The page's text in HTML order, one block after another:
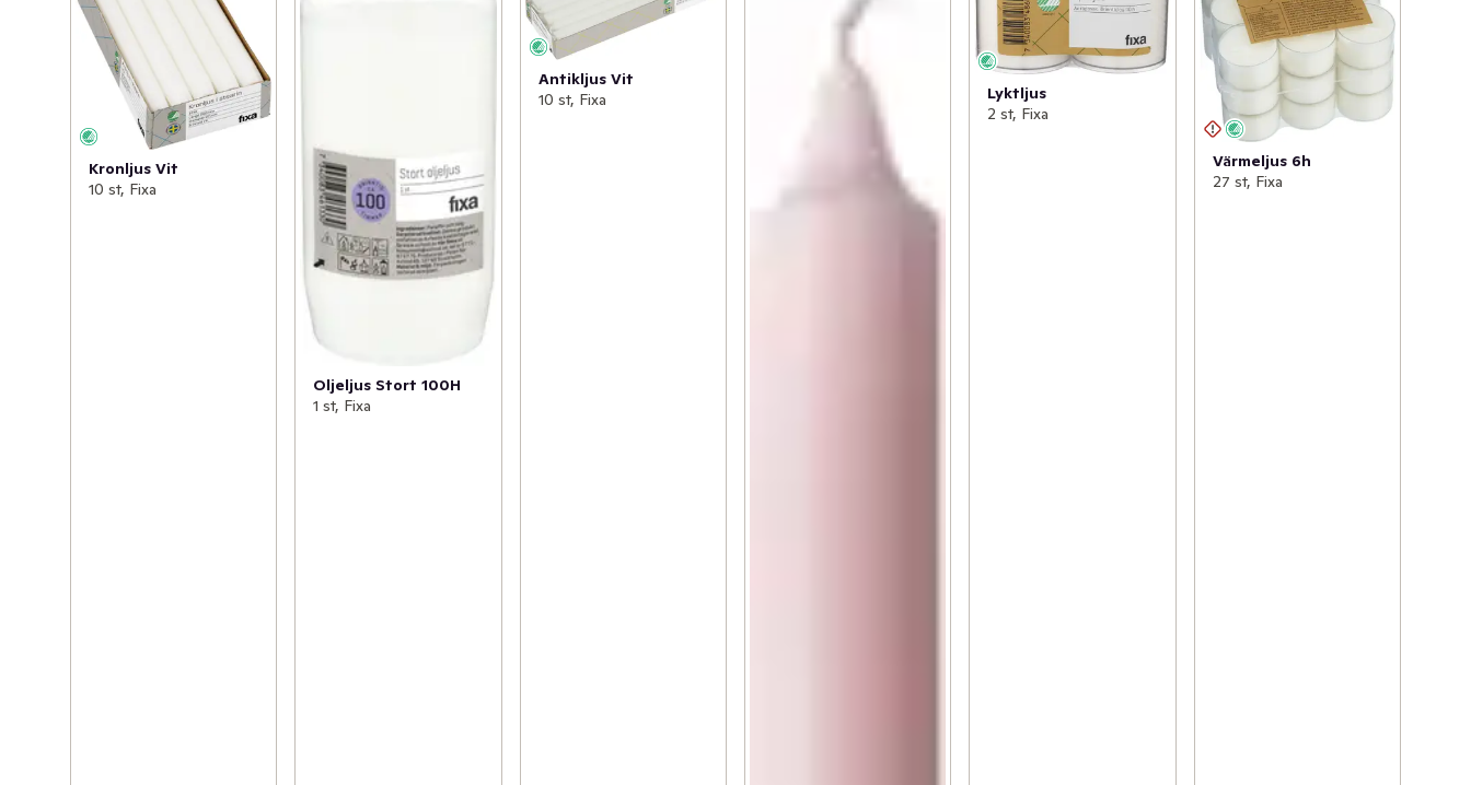
Kronljus Vit
10 st, Fixa
Oljeljus Stort 100H
1 st, Fixa
Antikljus Vit
10 st, Fixa
Lyktljus
2 st, Fixa
Värmeljus 6h
27 st, Fixa